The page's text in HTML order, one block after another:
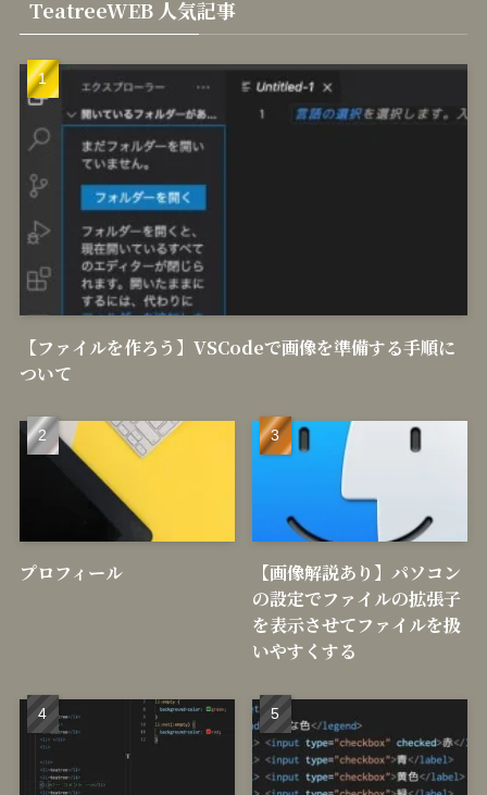
https://makana-blog.com
TeatreeWEB 人気記事
【ファイルを作ろう】VSCodeで画像を準備する手順に
プロフィール
【画像解説あり】パソコン
の設定でファイルの拡張子
を表示させてファイルを扱
いやすくする